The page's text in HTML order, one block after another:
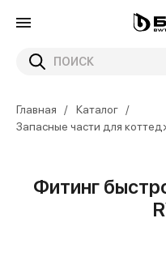
Главная
Каталог
Запасные части для
Фитинг